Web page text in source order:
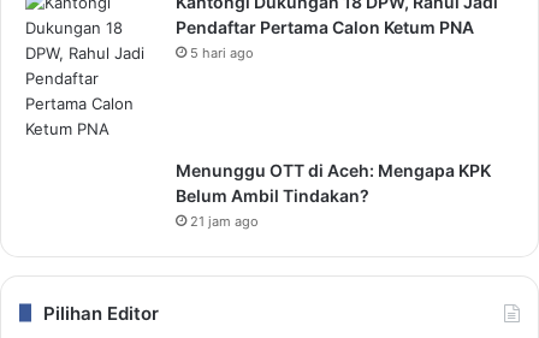
Pendaftar Pertama Calon Ketum PNA
5 hari ago
Menunggu OTT di Aceh: Mengapa KPK
Belum Ambil Tindakan?
21 jam ago
Pilihan Editor